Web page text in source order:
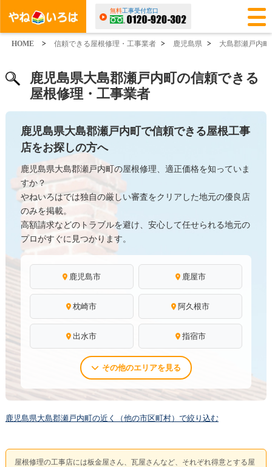
無料工事受付窓口
HOME > 信頼できる屋根修理・工事業者 > 鹿児島県 > 大島郡瀬戸内町
鹿児島県大島郡瀬戸内町の信頼できる
屋根修理・工事業者
鹿児島県大島郡瀬戸内町で信頼できる屋根工事
店をお探しの方へ
鹿児島県大島郡瀬戸内町の屋根修理、適正価格を知っていま
すか？
やねいろはでは独自の厳しい審査をクリアした地元の優良店
のみを掲載。
高額請求などのトラブルを避け、安心して任せられる地元の
プロがすぐに見つかります。
鹿児島市 鹿屋市
枕崎市 阿久根市
出水市 指宿市
その他のエリアを見る
鹿児島県大島郡瀬戸内町の近く（他の市区町村）で絞り込む
屋根修理の工事店には板金屋さん、瓦屋さんなど、それぞれ得意とする屋